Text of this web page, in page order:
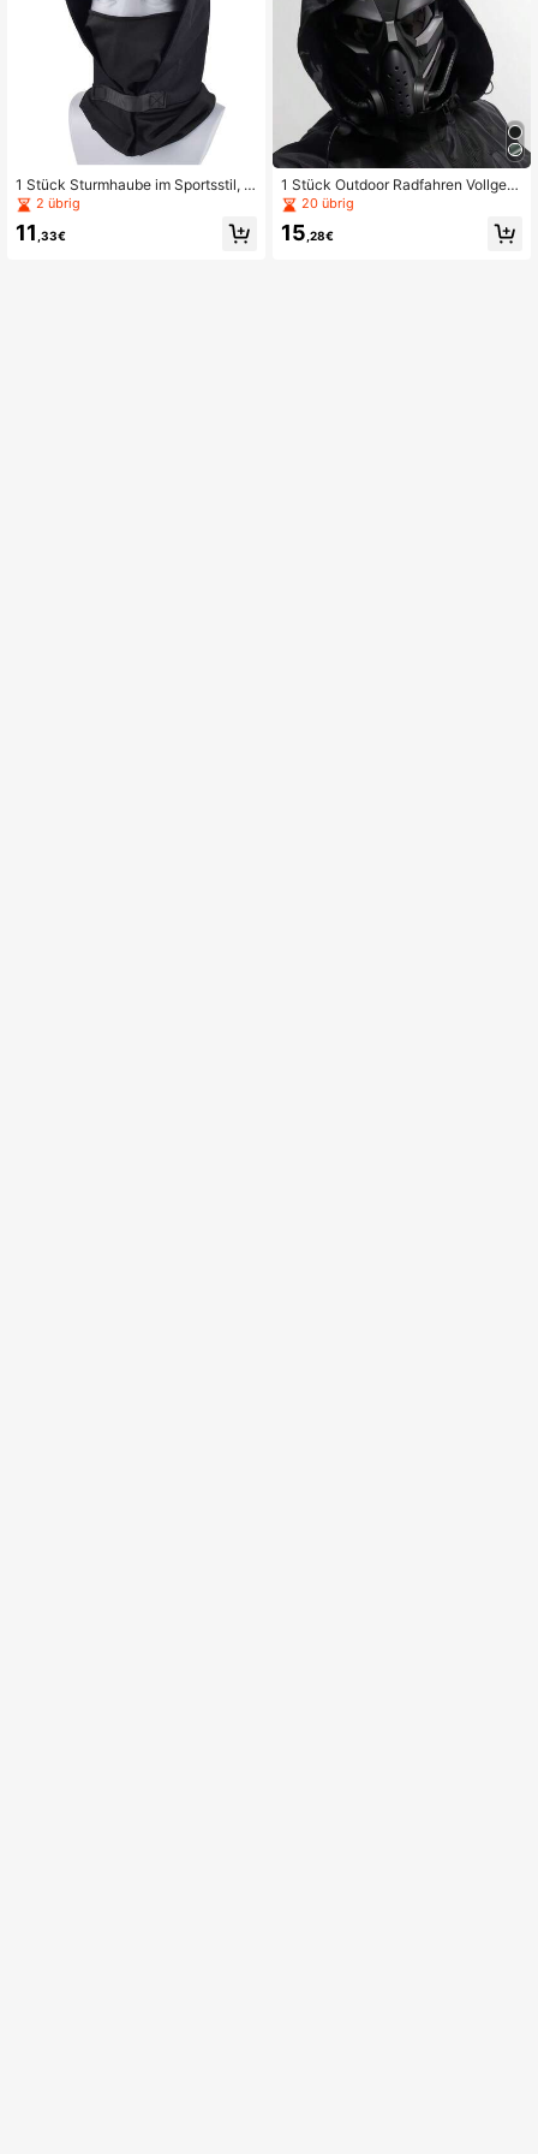
1 Stück Sturmhaube im Sportsstil, k
arierter Stoff + elastisches atmungs
aktives Material, geeignet für Laufe
n, Training, Lässig bekleidung
2 übrig
11 ,33€
1 Stück Outdoor Radfahren Vollgesi
chtsschutzmaske, militärischer Stil
Airsoft Schutzmaske
20 übrig
15 ,28€